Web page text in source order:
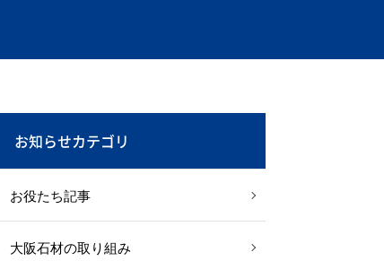
お知らせカテゴリ
お役たち記事
大阪石材の取り組み